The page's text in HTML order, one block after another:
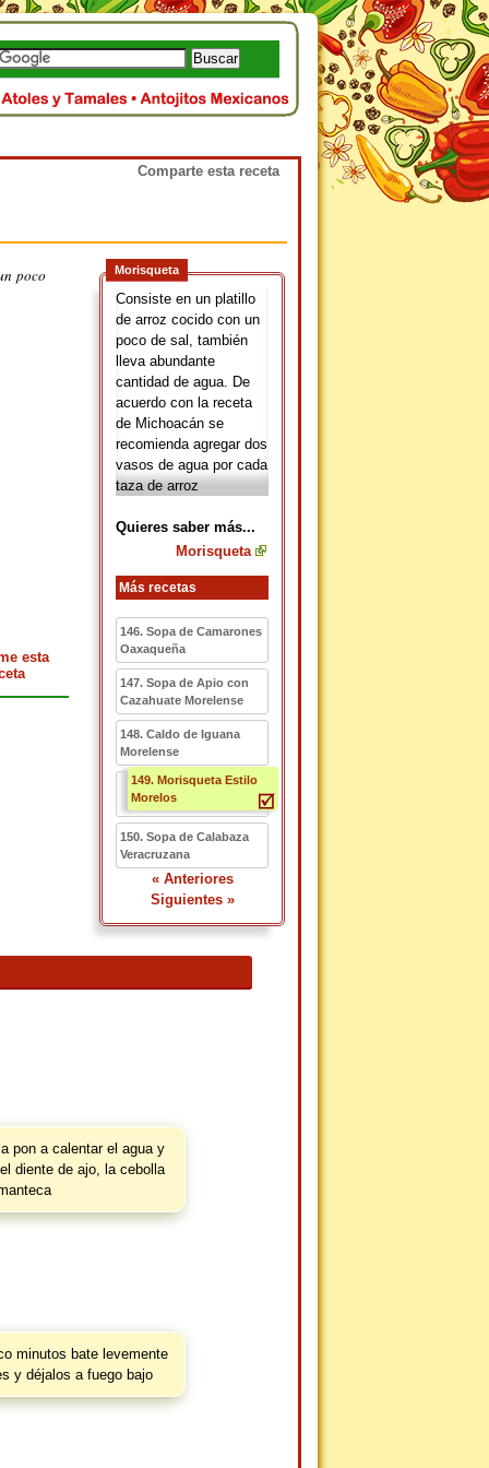
poco Morisqueta
Consiste en un platillo
de arroz cocido con un
poco de sal, también
lleva abundante
cantidad de agua. De
acuerdo con la receta
de Michoacán se
recomienda agregar dos
vasos de agua por cada
taza de arroz
Quieres saber más...
Morisqueta
Más recetas
146. Sopa de Camarones
Oaxaqueña
147. Sopa de Apio con
Cazahuate Morelense
148. Caldo de Iguana
Morelense
149. Morisqueta Estilo
Morelos
150. Sopa de Calabaza
Veracruzana
« Anteriores
Siguientes »
esta
pon a calentar el agua y
diente de ajo, la cebolla
minutos bate levemente
y déjalos a fuego bajo
Comparte esta receta